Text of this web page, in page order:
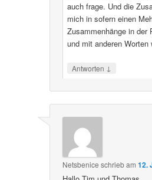
auch frage. Und die
mich in sofern einen
Zusammenhänge in der
und mit anderen Worten
Antworten ↓
Netsbenice schriebam12.